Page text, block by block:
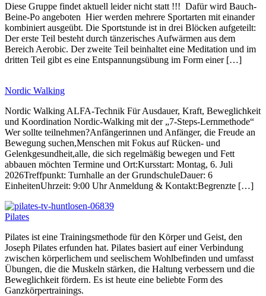
Diese Gruppe findet aktuell leider nicht statt !!! Dafür wird Bauch-
Beine-Po angeboten Hier werden mehrere Sportarten mit einander
kombiniert ausgeübt. Die Sportstunde ist in drei Blöcken aufgeteilt:
Der erste Teil besteht durch tänzerisches Aufwärmen aus dem
Bereich Aerobic. Der zweite Teil beinhaltet eine Meditation und im
dritten Teil gibt es eine Entspannungsübung im Form einer […]
Nordic Walking
Nordic Walking ALFA-Technik Für Ausdauer, Kraft, Beweglichkeit
und Koordination Nordic-Walking mit der „7-Steps-Lernmethode“
Wer sollte teilnehmen?Anfängerinnen und Anfänger, die Freude an
Bewegung suchen,Menschen mit Fokus auf Rücken- und
Gelenkgesundheit,alle, die sich regelmäßig bewegen und Fett
abbauen möchten Termine und Ort:Kursstart: Montag, 6. Juli
2026Treffpunkt: Turnhalle an der GrundschuleDauer: 6
EinheitenUhrzeit: 9:00 Uhr Anmeldung & Kontakt:Begrenzte […]
Pilates
Pilates ist eine Trainingsmethode für den Körper und Geist, den
Joseph Pilates erfunden hat. Pilates basiert auf einer Verbindung
zwischen körperlichem und seelischem Wohlbefinden und umfasst
Übungen, die die Muskeln stärken, die Haltung verbessern und die
Beweglichkeit fördern. Es ist heute eine beliebte Form des
Ganzkörpertrainings.